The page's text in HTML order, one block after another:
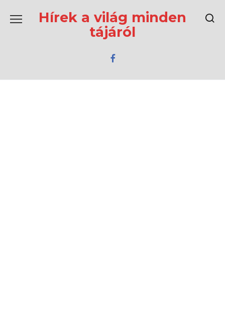
содержаниюHírek a világ minden
tájáról